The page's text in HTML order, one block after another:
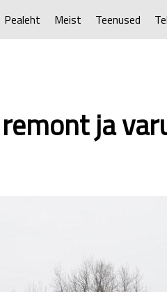
Pealeht Meist Teenused
ja